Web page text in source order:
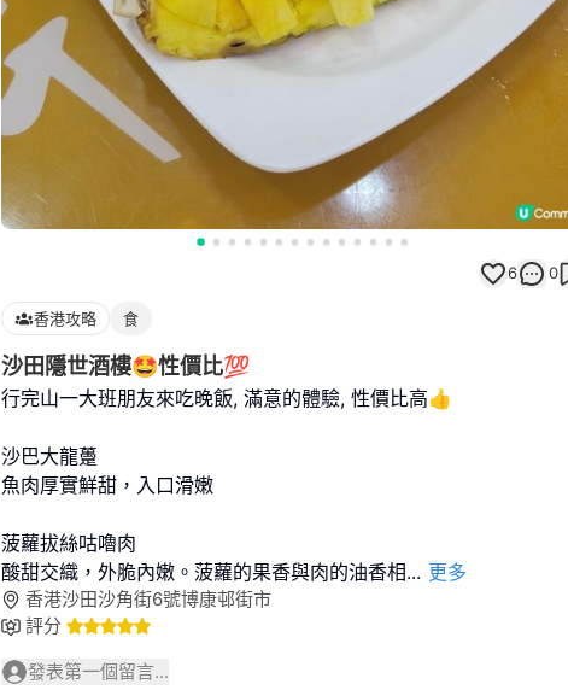
6 0
香港攻略 食
沙田隱世酒樓🤩性價比💯
行完山一大班朋友來吃晚飯, 滿意的體驗, 性價比高👍
沙巴大龍躉
魚肉厚實鮮甜，入口滑嫩
菠蘿拔絲咕嚕肉
酸甜交織，外脆內嫩。菠蘿的果香與肉的油香相... 更多
香港沙田沙角街6號博康邨街市
評分
發表第一個留言...